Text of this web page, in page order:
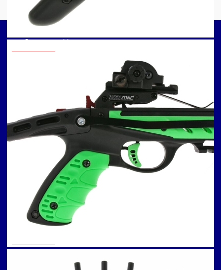
Informatii
Informatii stoc
Informatii retur
Intrebari frecvente
Cum se încarcă corect
o arbaletă
Arbaleta : intretinere
Arbaleta: săgețile și
părțile componente ale
acestora
Cat de departe pot
trage cu o arbaleta?
Arbaleta: cat de des
trebuie schimbata
info@arbaleta.bg